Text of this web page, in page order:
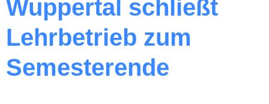
Wuppertal schließt
Lehrbetrieb zum
Semesterende